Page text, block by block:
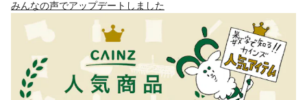
みんなの声でアップデートしました